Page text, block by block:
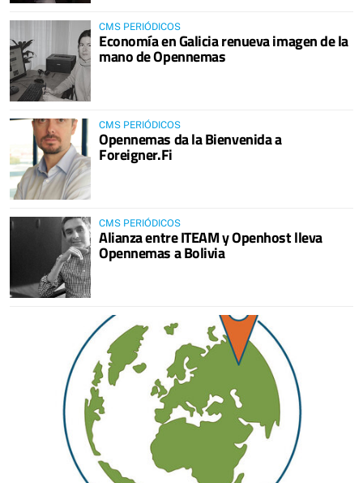
CMS PERIÓDICOS
Economía en Galicia renueva imagen de la
mano de Opennemas
CMS PERIÓDICOS
Opennemas da la Bienvenida a
Foreigner.Fi
CMS PERIÓDICOS
Alianza entre ITEAM y Openhost lleva
Opennemas a Bolivia